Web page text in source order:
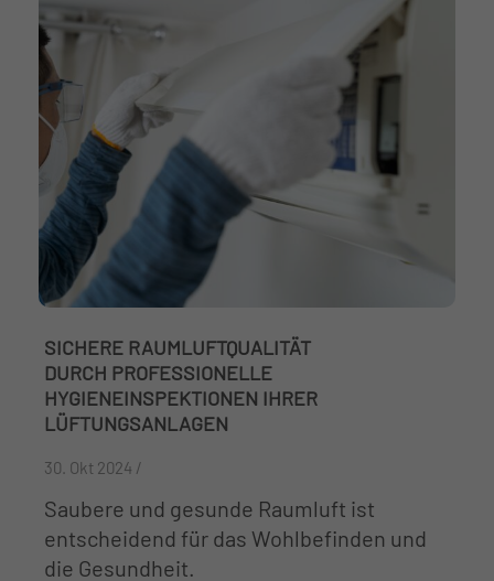
SICHERE RAUMLUFTQUALITÄT
DURCH PROFESSIONELLE
HYGIENEINSPEKTIONEN IHRER
LÜFTUNGSANLAGEN
30. Okt 2024 /
Saubere und gesunde Raumluft ist
entscheidend für das Wohlbefinden und
die Gesundheit.